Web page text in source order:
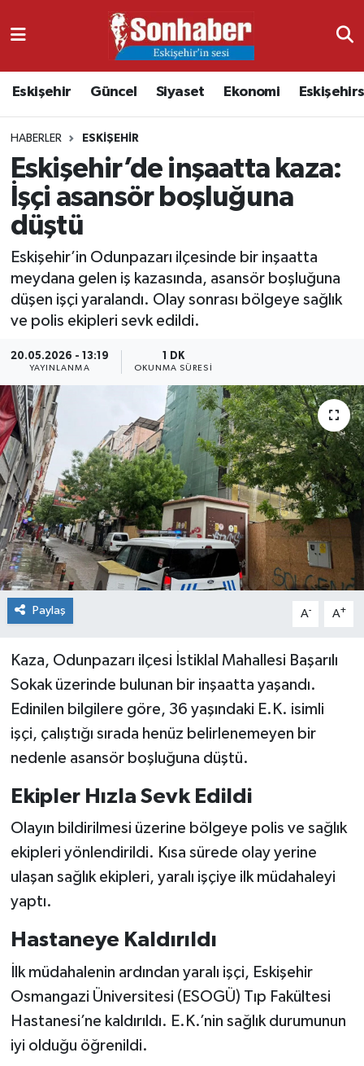
Eskişehir Güncel Siyaset Ekonomi
HABERLER ESKIŞEHIR
Eskişehir’de inşaatta kaza:
İşçi asansör boşluğuna
düştü
Eskişehir’in Odunpazarı ilçesinde bir inşaatta
meydana gelen iş kazasında, asansör boşluğuna
düşen işçi yaralandı. Olay sonrası bölgeye sağlık
ve polis ekipleri sevk edildi.
20.05.2026 - 13:19
YAYINLANMA
1 DK
OKUNMA SÜRESI
Paylaş A- A+
Kaza, Odunpazarı ilçesi İstiklal Mahallesi Başarılı
Sokak üzerinde bulunan bir inşaatta yaşandı.
Edinilen bilgilere göre, 36 yaşındaki E.K. isimli
işçi, çalıştığı sırada henüz belirlenemeyen bir
nedenle asansör boşluğuna düştü.
Ekipler Hızla Sevk Edildi
Olayın bildirilmesi üzerine bölgeye polis ve sağlık
ekipleri yönlendirildi. Kısa sürede olay yerine
ulaşan sağlık ekipleri, yaralı işçiye ilk müdahaleyi
yaptı.
Hastaneye Kaldırıldı
İlk müdahalenin ardından yaralı işçi, Eskişehir
Osmangazi Üniversitesi (ESOGÜ) Tıp Fakültesi
Hastanesi’ne kaldırıldı. E.K.’nin sağlık durumunun
iyi olduğu öğrenildi.
Ekonomi
Güncel
Kültür & Sanat
Magazin
Resmi İlanlar
Sağlık
Siyaset
Spor
Nöbetçi Eczaneler
Namaz Vakitleri
Trafik Durumu
Süper Lig Puan Durumu ve Fikstür
Tüm Manşetler
Son Dakika Haberleri
Haber Arşivi